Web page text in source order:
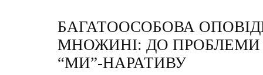
БАГАТООСОБОВА
МНОЖИНІ: ДО ПРОБЛЕМИ
“МИ”-НАРАТИВУ